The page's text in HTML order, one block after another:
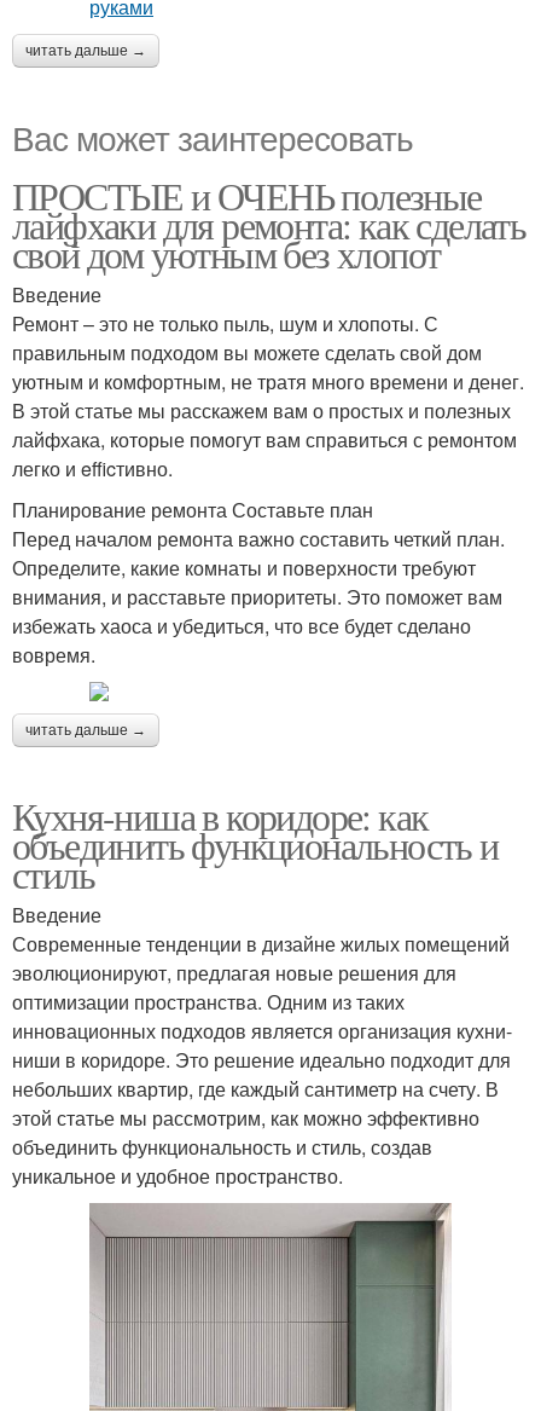
читать дальше →
Вас может заинтересовать
ПРОСТЫЕ и ОЧЕНЬ полезные
лайфхаки для ремонта: как сделать
свой дом уютным без хлопот
Введение
Ремонт – это не только пыль, шум и хлопоты. С
правильным подходом вы можете сделать свой дом
уютным и комфортным, не тратя много времени и денег.
В этой статье мы расскажем вам о простых и полезных
лайфхака, которые помогут вам справиться с ремонтом
легко и efficтивно.
Планирование ремонта Составьте план
Перед началом ремонта важно составить четкий план.
Определите, какие комнаты и поверхности требуют
внимания, и расставьте приоритеты. Это поможет вам
избежать хаоса и убедиться, что все будет сделано
вовремя.
читать дальше →
Кухня-ниша в коридоре: как
объединить функциональность и
стиль
Введение
Современные тенденции в дизайне жилых помещений
эволюционируют, предлагая новые решения для
оптимизации пространства. Одним из таких
инновационных подходов является организация кухни-
ниши в коридоре. Это решение идеально подходит для
небольших квартир, где каждый сантиметр на счету. В
этой статье мы рассмотрим, как можно эффективно
объединить функциональность и стиль, создав
уникальное и удобное пространство.